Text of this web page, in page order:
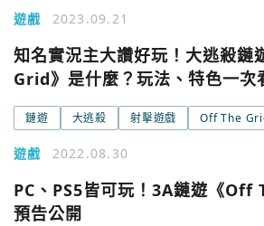
遊戲 2023.09.21
知名實況主大讚好玩！大逃殺
Grid》是什麼？玩法、特色一次
鏈遊 大逃殺 射擊遊戲 Off The
遊戲 2022.08.30
PC、PS5皆可玩！3A鏈遊《
預告公開